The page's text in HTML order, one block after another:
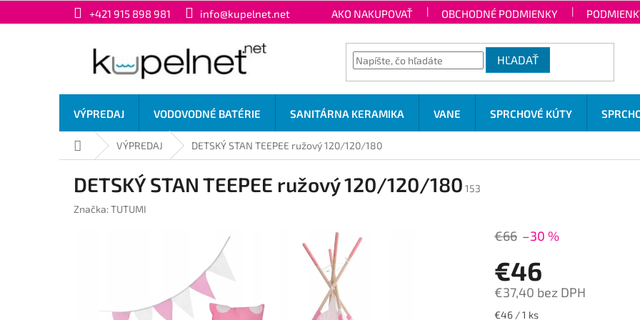
+421 915 898 981 info@kupelnet.net AKO NAKUPOVAŤ OBCHODNÉ PODMIENKY
HĽADAŤ
VÝPREDAJ VODOVODNÉ BATÉRIE SANITÁRNA KERAMIKA VANE SPRCHOVÉ KÚTY
DomovVÝPREDAJ DETSKÝ STAN TEEPEE ružový 120/120/180
DETSKÝ STAN TEEPEE ružový 120/120/180 153
Značka:TUTUMI
€66 –30 %
€46
€37,40 bez DPH
Jednotková
€46 / 1 ks